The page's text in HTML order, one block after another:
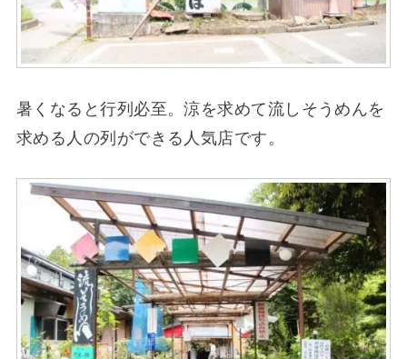
暑くなると行列必至。涼を求めて流しそうめんを
求める人の列ができる人気店です。